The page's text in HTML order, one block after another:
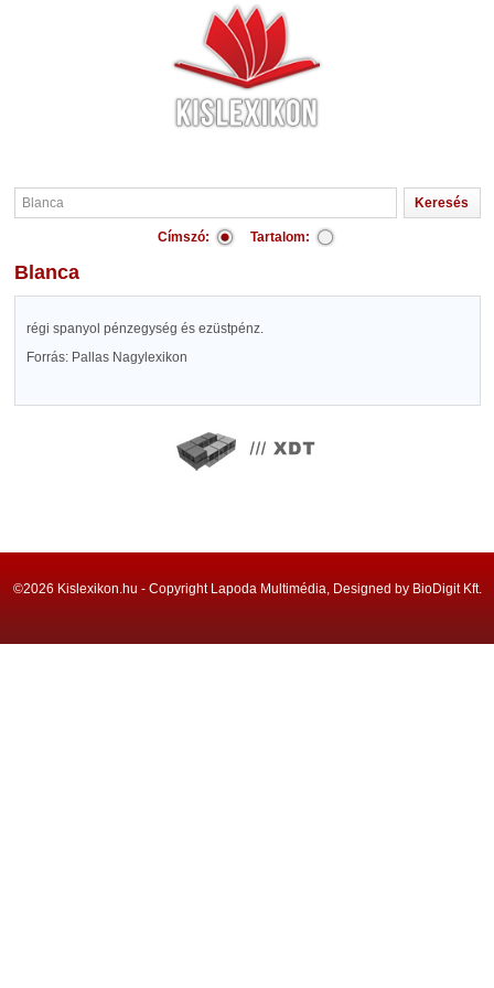
Címszó: Tartalom:
Blanca
régi spanyol pénzegység és ezüstpénz.
Forrás: Pallas Nagylexikon
©2026 Kislexikon.hu - Copyright Lapoda Multimédia, Designed by BioDigit Kft.